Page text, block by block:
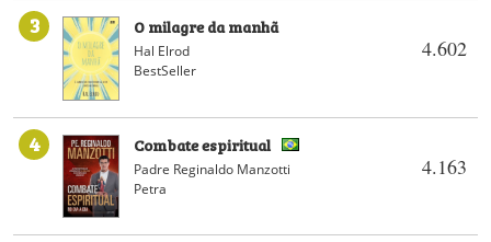
3
4.602
O milagre da manhã
Hal Elrod
BestSeller
4
4.163
Combate espiritual
Padre Reginaldo Manzotti
Petra